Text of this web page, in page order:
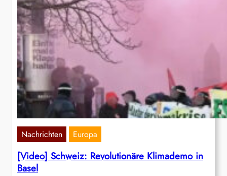
Nachrichten Europa
[Video] Schweiz: Revolutionäre Klimademo in
Basel